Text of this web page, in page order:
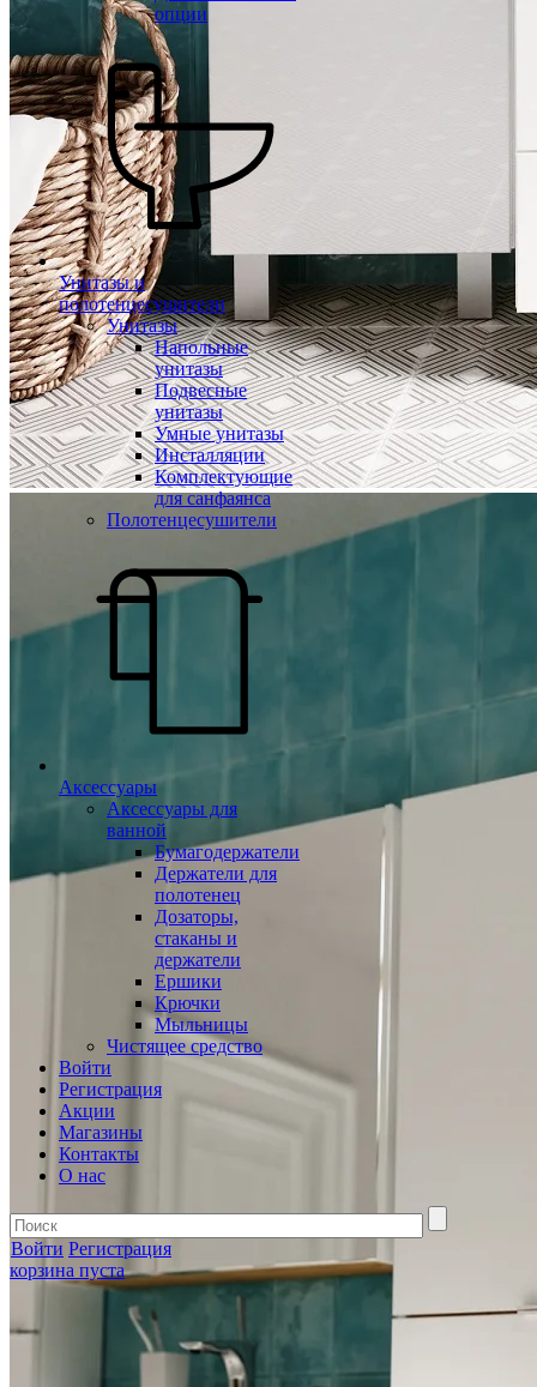
опции
Унитазы и
полотенцесушители
Унитазы
Напольные
унитазы
Подвесные
унитазы
Умные унитазы
Инсталляции
Комплектующие
для санфаянса
Полотенцесушители
Аксессуары
Аксессуары для
ванной
Бумагодержатели
Держатели для
полотенец
Дозаторы,
стаканы и
держатели
Ершики
Крючки
Мыльницы
Чистящее средство
Войти
Регистрация
Акции
Магазины
Контакты
О нас
Войти Регистрация
корзина пуста